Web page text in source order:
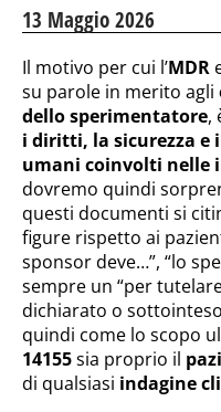
13 Maggio 2026
Il motivo per cui l’MDR
su parole in merito agli
dello sperimentatore,
i diritti, la sicurezza e
umani coinvolti nelle
dovremo quindi
questi documenti si
figure rispetto ai
sponsor deve…”, “lo
sempre un “per
dichiarato o
quindi come lo scopo
14155sia proprio il
di qualsiasi indagine